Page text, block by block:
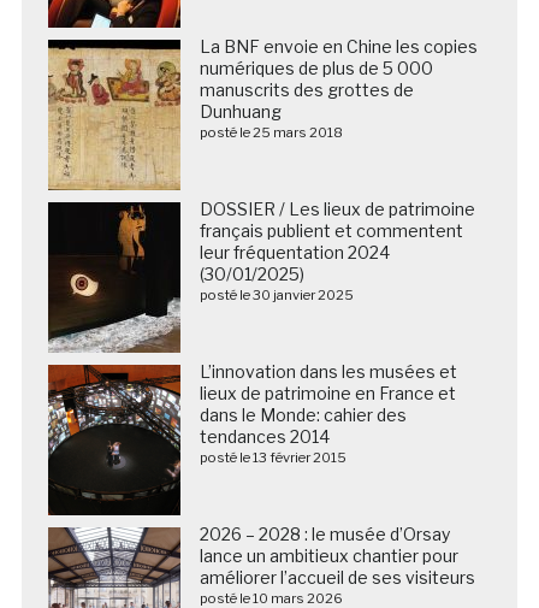
La BNF envoie en Chine les copies
numériques de plus de 5 000
manuscrits des grottes de
Dunhuang
posté le 25 mars 2018
DOSSIER / Les lieux de patrimoine
français publient et commentent
leur fréquentation 2024
(30/01/2025)
posté le 30 janvier 2025
L’innovation dans les musées et
lieux de patrimoine en France et
dans le Monde: cahier des
tendances 2014
posté le 13 février 2015
2026 – 2028 : le musée d’Orsay
lance un ambitieux chantier pour
améliorer l’accueil de ses visiteurs
posté le 10 mars 2026